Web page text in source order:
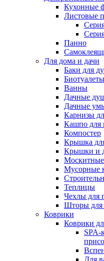
Кухонные
Листовые
Панно
Для дома и дачи
Баки для
Биотуалеты
Ванны
Дачные
Дачные
Карнизы
Кашпо для
Компостер
Крышка
Крышки и
Москитные
Мусорные
Теплицы
Чехлы для
Шторы для
Коврики
Коврики
SPA-
Для